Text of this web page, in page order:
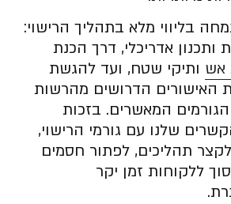
בליווי מלא בתהליך הרישוי:
ותכנון אדריכלי, דרך הכנת
אש ותיקי שטח, ועד להגשת
האישורים הדרושים מהרשות
המאשרים. בזכות
שלנו עם גורמי הרישוי,
תהליכים, לפתור חסמים
ללקוחות זמן יקר